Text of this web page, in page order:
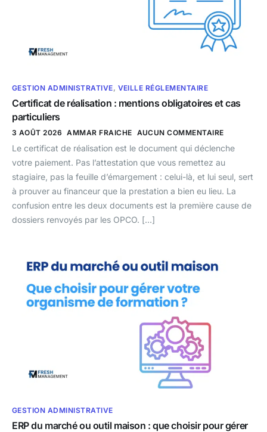
GESTION ADMINISTRATIVE, VEILLE RÉGLEMENTAIRE
Certificat de réalisation : mentions obligatoires et cas
particuliers
3 AOÛT 2026 AMMAR FRAICHE AUCUN COMMENTAIRE
Le certificat de réalisation est le document qui déclenche
votre paiement. Pas l’attestation que vous remettez au
stagiaire, pas la feuille d’émargement : celui-là, et lui seul, sert
à prouver au financeur que la prestation a bien eu lieu. La
confusion entre les deux documents est la première cause de
dossiers renvoyés par les OPCO. […]
GESTION ADMINISTRATIVE
ERP du marché ou outil maison : que choisir pour gérer